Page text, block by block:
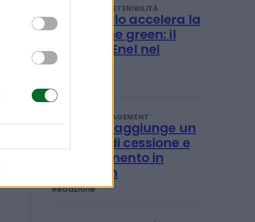
TENDENZE E SOSTENIBILITÀ
L'accumulo accelera la
progetto Enel nel
Redazione
IMPRESA E MANAGEMENT
21 Invest raggiunge un
accordo di cessione e